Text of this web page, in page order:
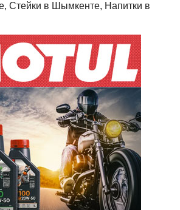
Стейки в Шымкенте, Напитки в